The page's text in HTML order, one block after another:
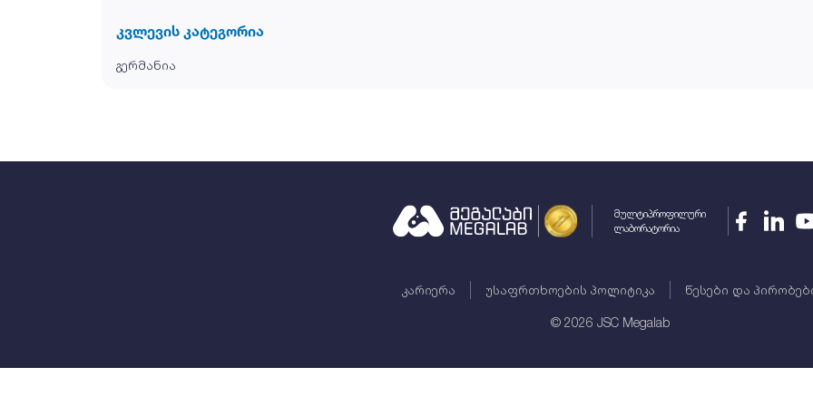
კვლევის კატეგორია
გერმანია
მულტიპროფილური
ლაბორატორია
კარიერა უსაფრთხოების პოლიტიკა წესები და
© 2026 JSC Megalab